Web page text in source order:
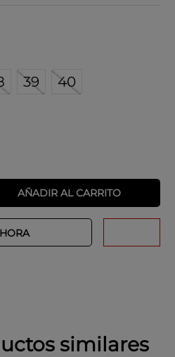
39 40
AÑADIR AL CARRITO
similares